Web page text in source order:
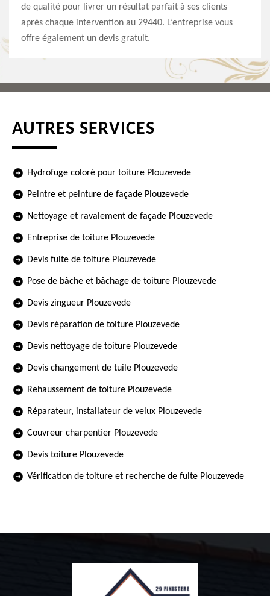
de qualité pour livrer un résultat parfait à ses clients
après chaque intervention au 29440. L’entreprise vous
offre également un devis gratuit.
AUTRES SERVICES
Hydrofuge coloré pour toiture Plouzevede
Peintre et peinture de façade Plouzevede
Nettoyage et ravalement de façade Plouzevede
Entreprise de toiture Plouzevede
Devis fuite de toiture Plouzevede
Pose de bâche et bâchage de toiture Plouzevede
Devis zingueur Plouzevede
Devis réparation de toiture Plouzevede
Devis nettoyage de toiture Plouzevede
Devis changement de tuile Plouzevede
Rehaussement de toiture Plouzevede
Réparateur, installateur de velux Plouzevede
Couvreur charpentier Plouzevede
Devis toiture Plouzevede
Vérification de toiture et recherche de fuite Plouzevede